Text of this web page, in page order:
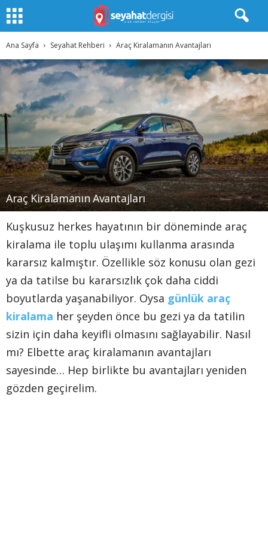
Ana Sayfa Seyahat Rehberi Araç Kiralamanın Avantajları
Araç Kiralamanın Avantajları
Kuşkusuz herkes hayatının bir döneminde araç
kiralama ile toplu ulaşımı kullanma arasında
kararsız kalmıştır. Özellikle söz konusu olan gezi
ya da tatilse bu kararsızlık çok daha ciddi
boyutlarda yaşanabiliyor. Oysa günlük araç
kiralama her şeyden önce bu gezi ya da tatilin
sizin için daha keyifli olmasını sağlayabilir. Nasıl
mı? Elbette araç kiralamanın avantajları
sayesinde… Hep birlikte bu avantajları yeniden
gözden geçirelim.